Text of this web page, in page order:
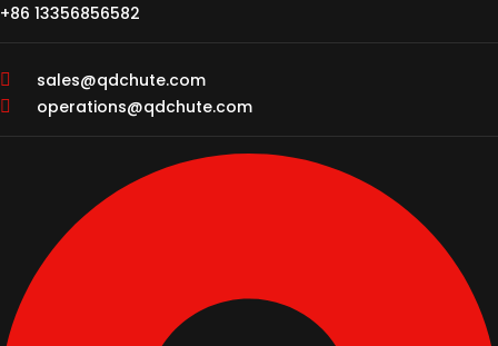
+86 13356856582
sales@qdchute.com
operations@qdchute.com